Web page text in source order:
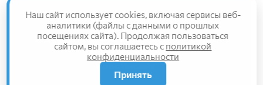
Сведения об образовательной организации
Политика конфиденциальности
Структура сайта
2025
Наш сайт использует cookies, включая сервисы веб-
аналитики (файлы с данными о прошлых
посещениях сайта). Продолжая пользоваться
сайтом, вы соглашаетесь с политикой
конфиденциальности
Принять